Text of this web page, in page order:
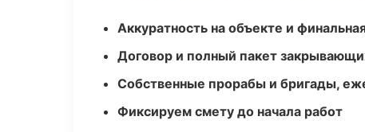
Аккуратность на объекте и
Договор и полный пакет
Собственные прорабы и бригады,
Фиксируем смету до начала работ